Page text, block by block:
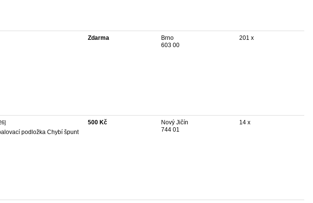
Zdarma
Brno
603 00
201 x
podložka Chybí špunt
500 Kč
Nový Jičín
744 01
14 x